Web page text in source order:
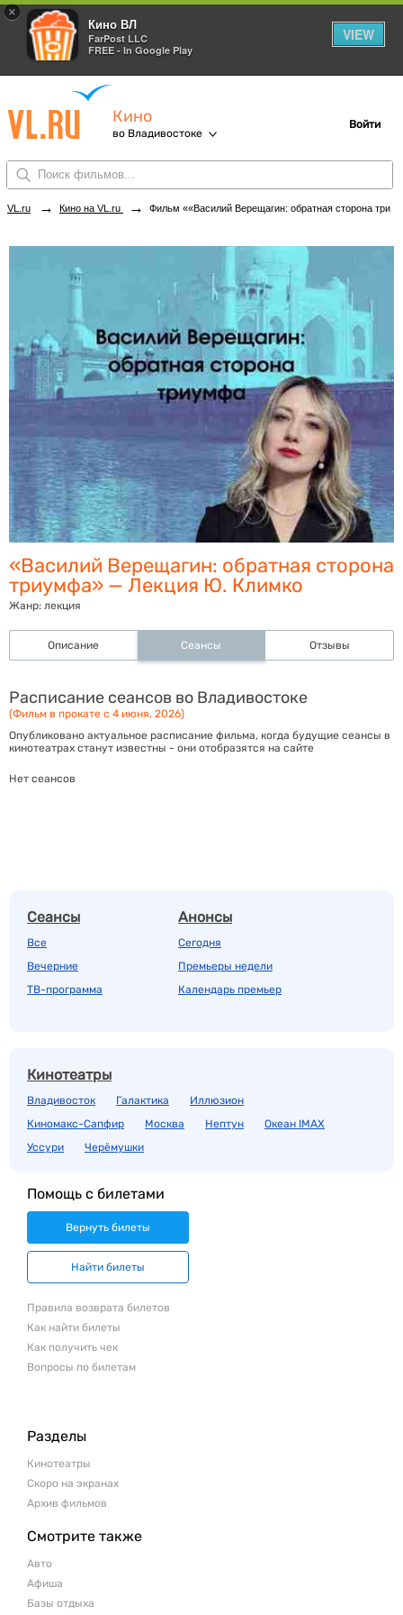
×
Кино ВЛ
FarPost LLC
FREE - In Google Play
VIEW
Кино
во Владивостоке
Войти
VL.ru → Кино на VL.ru → Фильм ««Василий Верещагин: обратная сторона триумфа» — Лекция Ю. Климко» в кинотеатрах Владивостока. Купить билеты!
«Василий Верещагин: обратная сторона
триумфа» — Лекция Ю. Климко
Жанр: лекция
Описание Сеансы Отзывы
Расписание сеансов во Владивостоке
(Фильм в прокате с 4 июня, 2026)
Опубликовано актуальное расписание фильма, когда будущие сеансы в
кинотеатрах станут известны - они отобразятся на сайте
Нет сеансов
Сеансы
Все
Вечерние
ТВ-программа
Анонсы
Сегодня
Премьеры недели
Календарь премьер
Кинотеатры
Владивосток Галактика
Иллюзион
Киномакс-Сапфир
Москва Нептун
Океан IMAX
Уссури
Черёмушки
Помощь с билетами
Вернуть билеты
Найти билеты
Правила возврата билетов
Как найти билеты
Как получить чек
Вопросы по билетам
Разделы
Кинотеатры
Скоро на экранах
Архив фильмов
Смотрите также
Авто
Афиша
Базы отдыха